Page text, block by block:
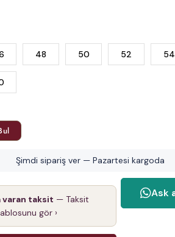
48 50 52 54
Şimdi sipariş ver — Pazartesi kargoda
varan taksit — Taksit
gör ›